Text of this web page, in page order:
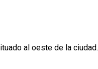
al oeste de la ciudad.